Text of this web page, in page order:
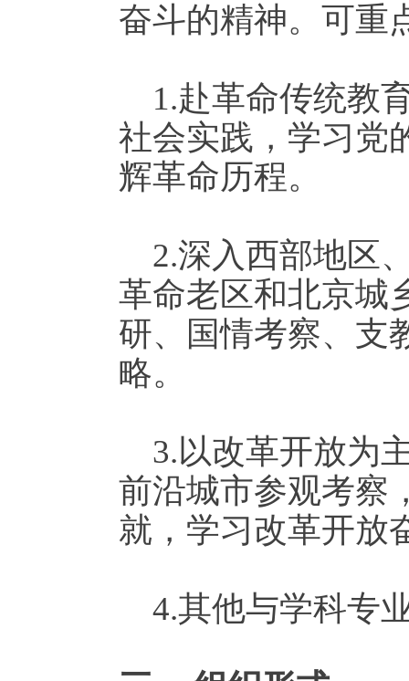
奋斗的精神。可重
1.赴革命传统教
社会实践，学习党
辉革命历程。
2.深入西部地区
革命老区和北京城
研、国情考察、支
略。
3.以改革开放为
前沿城市参观考察
就，学习改革开放
4.其他与学科专